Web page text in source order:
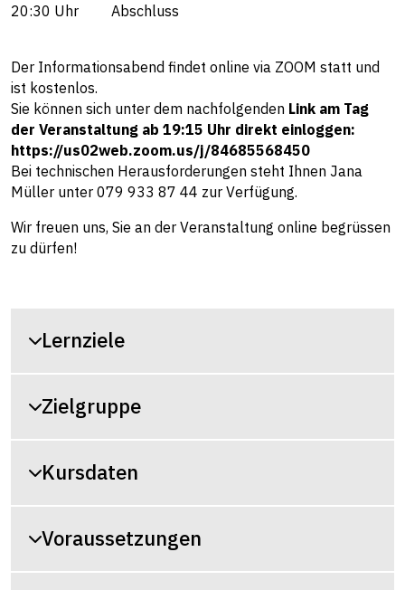
20:30 Uhr Abschluss
Der Informationsabend findet online via ZOOM statt und
ist kostenlos.
Sie können sich unter dem nachfolgenden Link am Tag
der Veranstaltung ab 19:15 Uhr direkt einloggen:
https://us02web.zoom.us/j/84685568450
Bei technischen Herausforderungen steht Ihnen Jana
Müller unter 079 933 87 44 zur Verfügung.
Wir freuen uns, Sie an der Veranstaltung online begrüssen
zu dürfen!
Lernziele
Zielgruppe
Kursdaten
Voraussetzungen